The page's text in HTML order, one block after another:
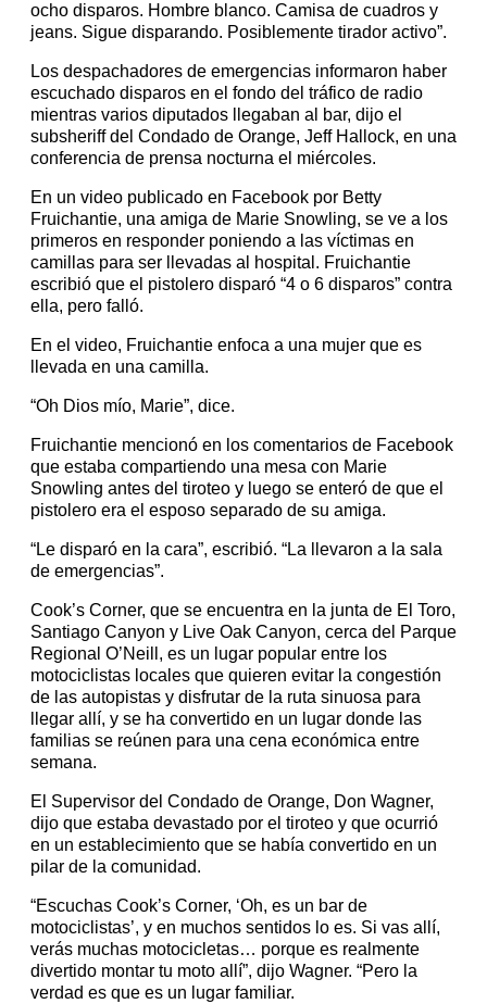
ocho disparos. Hombre blanco. Camisa de cuadros y
jeans. Sigue disparando. Posiblemente tirador activo”.
Los despachadores de emergencias informaron haber
escuchado disparos en el fondo del tráfico de radio
mientras varios diputados llegaban al bar, dijo el
subsheriff del Condado de Orange, Jeff Hallock, en una
conferencia de prensa nocturna el miércoles.
En un video publicado en Facebook por Betty
Fruichantie, una amiga de Marie Snowling, se ve a los
primeros en responder poniendo a las víctimas en
camillas para ser llevadas al hospital. Fruichantie
escribió que el pistolero disparó “4 o 6 disparos” contra
ella, pero falló.
En el video, Fruichantie enfoca a una mujer que es
llevada en una camilla.
“Oh Dios mío, Marie”, dice.
Fruichantie mencionó en los comentarios de Facebook
que estaba compartiendo una mesa con Marie
Snowling antes del tiroteo y luego se enteró de que el
pistolero era el esposo separado de su amiga.
“Le disparó en la cara”, escribió. “La llevaron a la sala
de emergencias”.
Cook’s Corner, que se encuentra en la junta de El Toro,
Santiago Canyon y Live Oak Canyon, cerca del Parque
Regional O’Neill, es un lugar popular entre los
motociclistas locales que quieren evitar la congestión
de las autopistas y disfrutar de la ruta sinuosa para
llegar allí, y se ha convertido en un lugar donde las
familias se reúnen para una cena económica entre
semana.
El Supervisor del Condado de Orange, Don Wagner,
dijo que estaba devastado por el tiroteo y que ocurrió
en un establecimiento que se había convertido en un
pilar de la comunidad.
“Escuchas Cook’s Corner, ‘Oh, es un bar de
motociclistas’, y en muchos sentidos lo es. Si vas allí,
verás muchas motocicletas… porque es realmente
divertido montar tu moto allí”, dijo Wagner. “Pero la
verdad es que es un lugar familiar.